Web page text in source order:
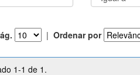
| Ordenar por
1-1 de 1.